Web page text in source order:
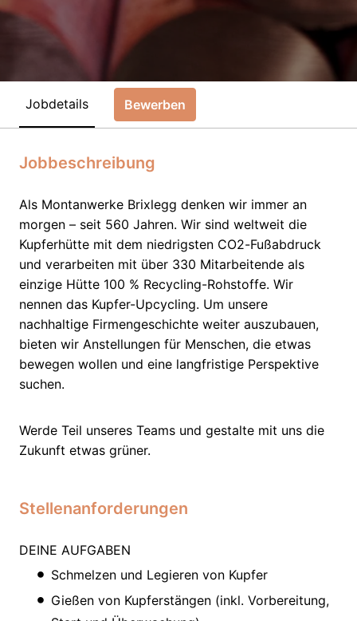
Jobdetails Bewerben
Jobbeschreibung
Als Montanwerke Brixlegg denken wir immer an
morgen – seit 560 Jahren. Wir sind weltweit die
Kupferhütte mit dem niedrigsten CO2-Fußabdruck
und verarbeiten mit über 330 Mitarbeitende als
einzige Hütte 100 % Recycling-Rohstoffe. Wir
nennen das Kupfer-Upcycling. Um unsere
nachhaltige Firmengeschichte weiter auszubauen,
bieten wir Anstellungen für Menschen, die etwas
bewegen wollen und eine langfristige Perspektive
suchen.
Werde Teil unseres Teams und gestalte mit uns die
Zukunft etwas grüner.
Stellenanforderungen
DEINE AUFGABEN
Schmelzen und Legieren von Kupfer
Gießen von Kupferstängen (inkl. Vorbereitung,